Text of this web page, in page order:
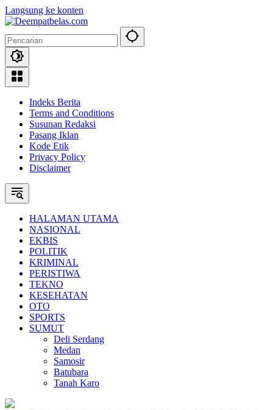
Langsung ke konten
Indeks Berita
Terms and Conditions
Susunan Redaksi
Pasang Iklan
Kode Etik
Privacy Policy
Disclaimer
HALAMAN UTAMA
NASIONAL
EKBIS
POLITIK
KRIMINAL
PERISTIWA
TEKNO
KESEHATAN
OTO
SPORTS
SUMUT
Deli Serdang
Medan
Samosir
Batubara
Tanah Karo